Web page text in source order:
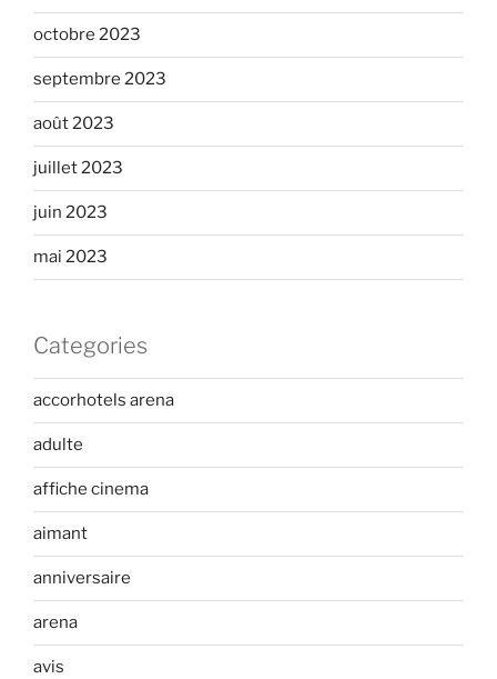
octobre 2023
septembre 2023
août 2023
juillet 2023
juin 2023
mai 2023
Categories
accorhotels arena
adulte
affiche cinema
aimant
anniversaire
arena
avis